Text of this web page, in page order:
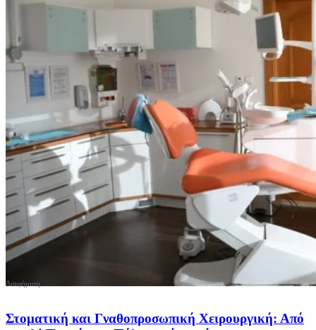
Στοματική και Γναθοπροσωπική Χειρουργική: Από